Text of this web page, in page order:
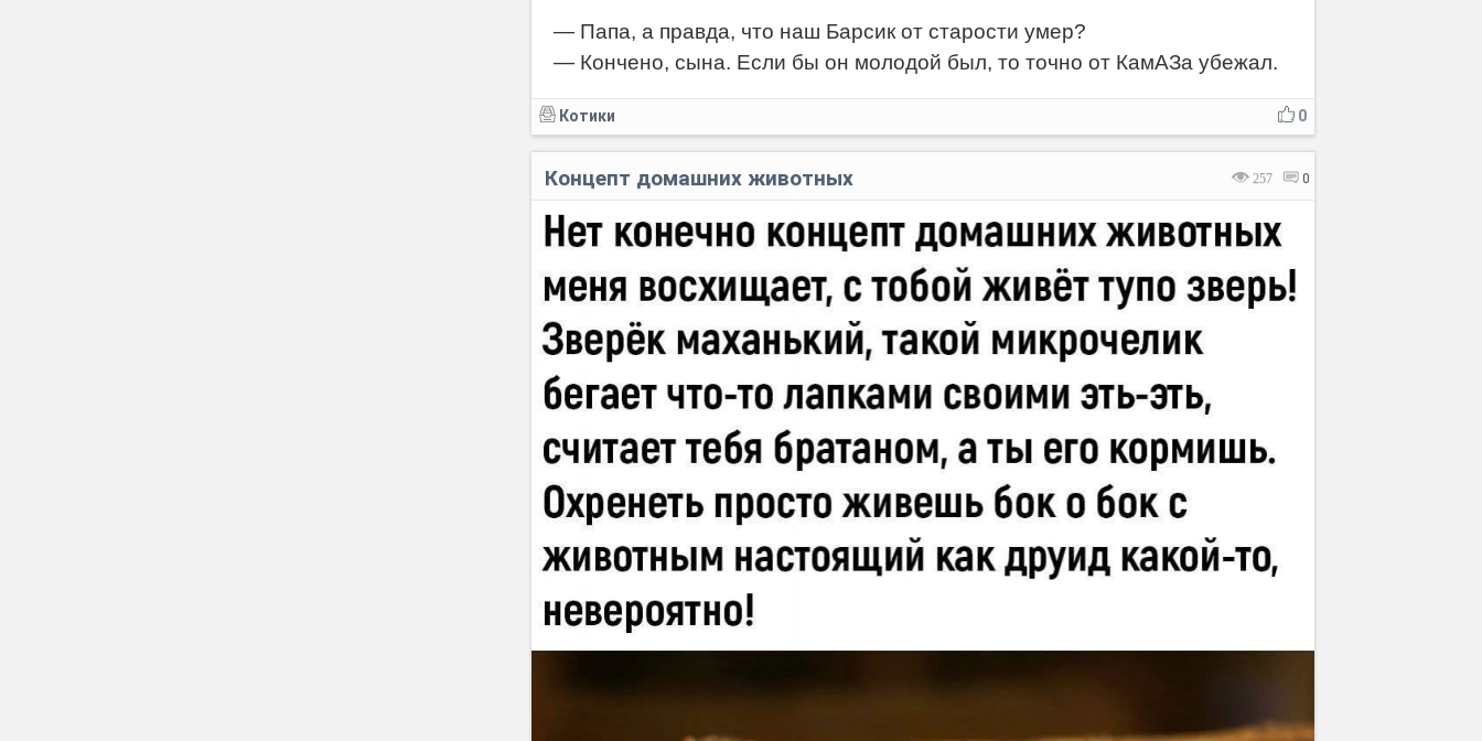
— Папа, а правда, что наш Барсик от старости умер?
— Кончено, сына. Если бы он молодой был, то точно от КамАЗа убежал.
0
Котики
257 0
Концепт домашних животных